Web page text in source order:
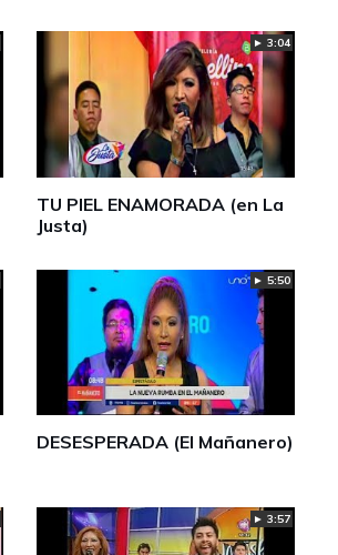
► 3:04
TU PIEL ENAMORADA (en La
Justa)
► 5:50
DESESPERADA (El Mañanero)
► 3:57